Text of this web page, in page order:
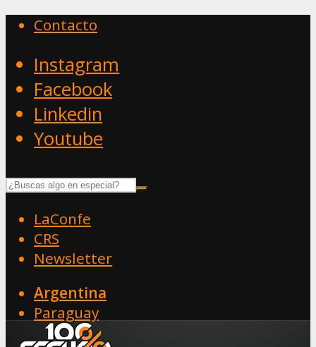
Contacto
Instagram
Facebook
Linkedin
Youtube
LaConfe
CRS
Newsletter
Argentina
Paraguay